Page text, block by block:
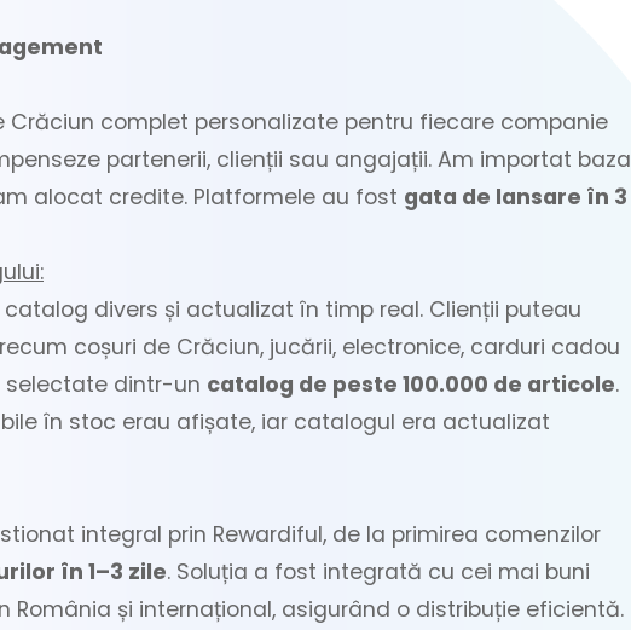
complet personalizate pentru fiecare companie
partenerii, clienții sau angajații. Am importat baza
alocat credite. Platformele au fost gata de lansare în 3
divers și actualizat în timp real. Clienții puteau
coșuri de Crăciun, jucării, electronice, carduri cadou
selectate dintr-un catalog de peste 100.000 de articole.
în stoc erau afișate, iar catalogul era actualizat
integral prin Rewardiful, de la primirea comenzilor
în 1–3 zile. Soluția a fost integrată cu cei mai buni
România și internațional, asigurând o distribuție eficientă.